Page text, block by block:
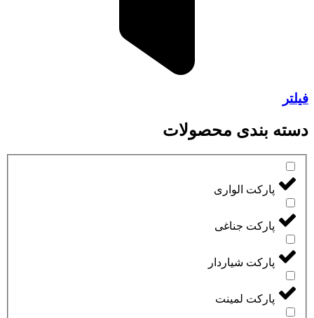
فیلتر
دسته بندی محصولات
پارکت الواری
پارکت جناغی
پارکت شیاردار
پارکت لمینت